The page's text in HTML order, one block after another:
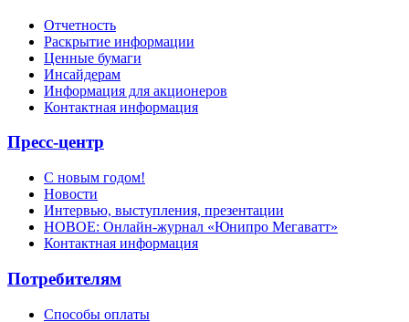
Отчетность
Раскрытие информации
Ценные бумаги
Инсайдерам
Информация для акционеров
Контактная информация
Пресс-центр
С новым годом!
Новости
Интервью, выступления, презентации
НОВОЕ: Онлайн-журнал «Юнипро Мегаватт»
Контактная информация
Потребителям
Способы оплаты